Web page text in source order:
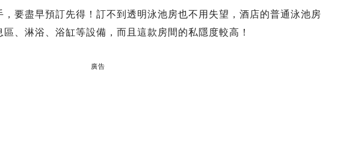
要盡早預訂先得！訂不到透明泳池房也不用失望，酒店的普通泳池房
、淋浴、浴缸等設備，而且這款房間的私隱度較高！
廣告